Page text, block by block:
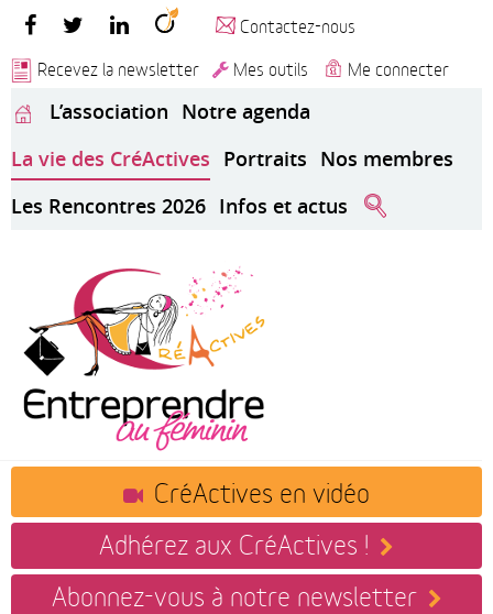
Contactez-nous
Recevez la newsletter
Mes outils Me connecter
L’association Notre agenda
La vie des CréActives Portraits Nos membres
Les Rencontres 2026 Infos et actus
CréActives en vidéo
Adhérez aux CréActives !
Abonnez-vous à notre newsletter